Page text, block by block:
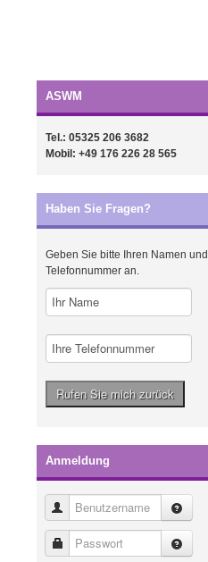
ASWM
Tel.: 05325 206 3682
Mobil: +49 176 226 28 565
Haben Sie Fragen?
Geben Sie bitte Ihren Namen und
Telefonnummer an.
Anmeldung
Benutzername
Passwort